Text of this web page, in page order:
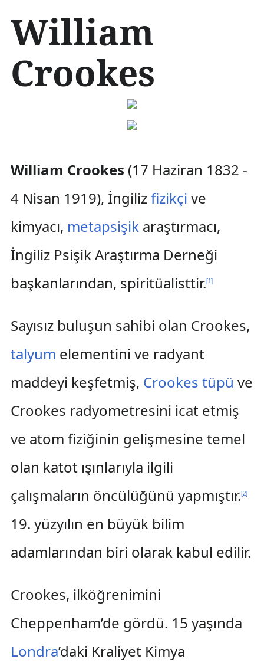
ç
e
ğ
e
William
Crookes
William Crookes (17 Haziran 1832 -
4 Nisan 1919), İngilizfizikçi ve
kimyacı, metapsişikaraştırmacı,
İngiliz Psişik Araştırma Derneği
başkanlarından, spiritüalisttir.[1]
Sayısız buluşun sahibi olan Crookes,
talyum elementini ve radyant
maddeyi keşfetmiş, Crookes tüpü ve
Crookes radyometresini icat etmiş
ve atom fiziğinin gelişmesine temel
olan katot ışınlarıyla ilgili
çalışmaların öncülüğünü yapmıştır.[2]
19. yüzyılın en büyük bilim
adamlarından biri olarak kabul edilir.
Crookes, ilköğrenimini
Cheppenham’de gördü. 15 yaşında
Londra’daki Kraliyet Kimya